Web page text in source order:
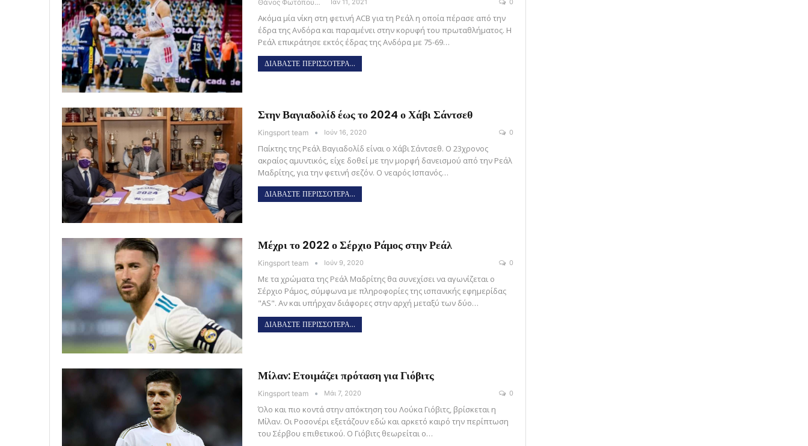
Θάνος Φωτόπουλος Ιαν 11, 2021 0
Ακόμα μία νίκη στη φετινή ACB για τη Ρεάλ η οποία πέρασε από την
έδρα της Ανδόρα και παραμένει στην κορυφή του πρωταθλήματος. Η
Ρεάλ επικράτησε εκτός έδρας της Ανδόρα με 75-69…
ΔΙΑΒΑΣΤΕ ΠΕΡΙΣΣΟΤΕΡΑ...
Στην Βαγιαδολίδ έως το 2024 ο Χάβι Σάντσεθ
Kingsport team Ιούν 16, 2020 0
Παίκτης της Ρεάλ Βαγιαδολίδ είναι ο Χάβι Σάντσεθ. Ο 23χρονος
ακραίος αμυντικός, είχε δοθεί με την μορφή δανεισμού από την Ρεάλ
Μαδρίτης, για την φετινή σεζόν. Ο νεαρός Ισπανός…
ΔΙΑΒΑΣΤΕ ΠΕΡΙΣΣΟΤΕΡΑ...
Μέχρι το 2022 ο Σέρχιο Ράμος στην Ρεάλ
Kingsport team Ιούν 9, 2020 0
Με τα χρώματα της Ρεάλ Μαδρίτης θα συνεχίσει να αγωνίζεται ο
Σέρχιο Ράμος, σύμφωνα με πληροφορίες της ισπανικής εφημερίδας
"AS". Αν και υπήρχαν διάφορες στην αρχή μεταξύ των δύο…
ΔΙΑΒΑΣΤΕ ΠΕΡΙΣΣΟΤΕΡΑ...
Μίλαν: Ετοιμάζει πρόταση για Γιόβιτς
Kingsport team Μάι 7, 2020 0
Όλο και πιο κοντά στην απόκτηση του Λούκα Γιόβιτς, βρίσκεται η
Μίλαν. Οι Ροσονέρι εξετάζουν εδώ και αρκετό καιρό την περίπτωση
του Σέρβου επιθετικού. Ο Γιόβιτς θεωρείται ο…